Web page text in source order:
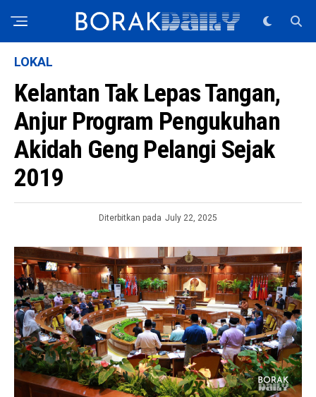
LOKAL
Kelantan Tak Lepas Tangan,
Anjur Program Pengukuhan
Akidah Geng Pelangi Sejak
2019
Diterbitkan pada July 22, 2025